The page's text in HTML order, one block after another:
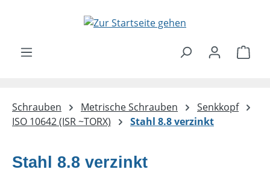
Zum Hauptinhalt springen
Schrauben Metrische Schrauben
Senkkopf
ISO 10642 (ISR ~TORX)
Stahl 8.8 verzinkt
Stahl 8.8 verzinkt